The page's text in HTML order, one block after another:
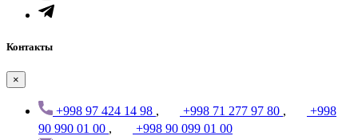
Контакты
×
+998 97 424 14 98 , +998 71 277 97 80 ,
+998
90 990 01 00 ,
+998 90 099 01 00